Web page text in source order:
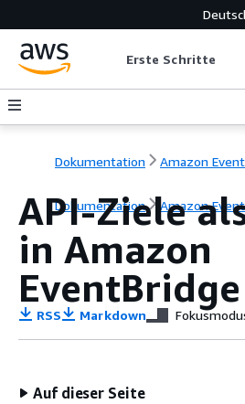
Erste Schritte
Dokumentation Amazon
Dokumentation Amazon
API-Ziele
in Amazon
EventBridge
RSS Markdown
Auf dieser Seite